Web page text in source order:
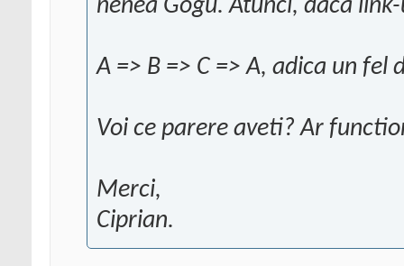
nenea Gogu. Atunci, daca
A => B => C => A, adica un fel
Voi ce parere aveti? Ar
Merci,
Ciprian.